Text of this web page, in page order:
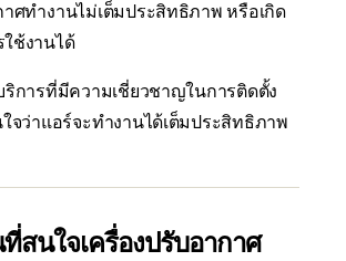
าศทำงานไม่เต็มประสิทธิภาพ หรือเกิด
ช้งานได้
ริการที่มีความเชี่ยวชาญในการติดตั้ง
จว่าแอร์จะทำงานได้เต็มประสิทธิภาพ
สนใจเครื่องปรับอากาศ